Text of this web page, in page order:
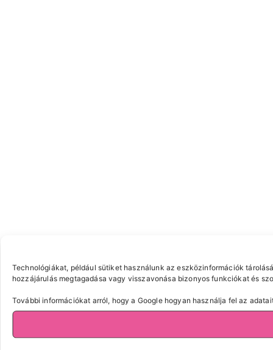
Technológiákat, például sütiket használunk az eszközinformációk
hozzájárulás megtagadása vagy visszavonása bizonyos funkciókat és
További információkat arról, hogy a Google hogyan használja fel az